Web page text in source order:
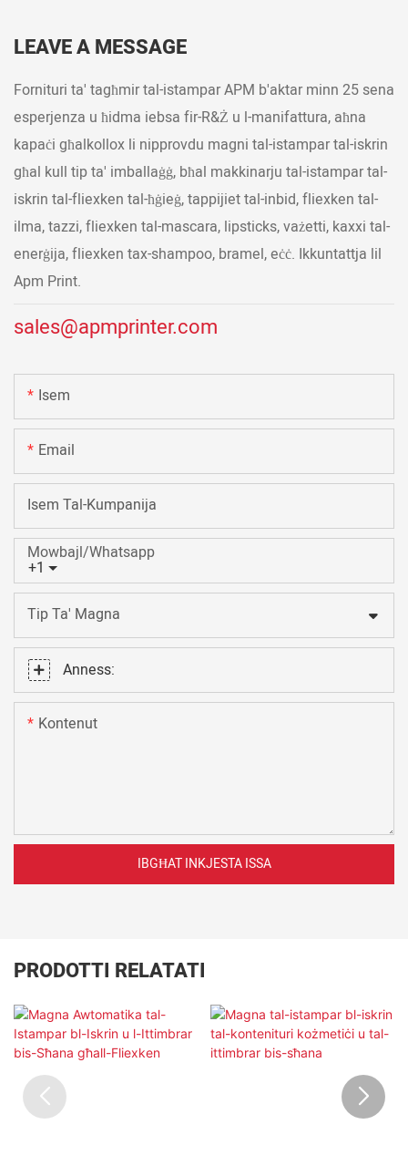
LEAVE A MESSAGE
Fornituri ta' tagħmir tal-istampar APM b'aktar minn 25 sena
esperjenza u ħidma iebsa fir-R&Ż u l-manifattura, aħna
kapaċi għalkollox li nipprovdu magni tal-istampar tal-iskrin
għal kull tip ta' imballaġġ, bħal makkinarju tal-istampar tal-
iskrin tal-fliexken tal-ħġieġ, tappijiet tal-inbid, fliexken tal-
ilma, tazzi, fliexken tal-mascara, lipsticks, vażetti, kaxxi tal-
enerġija, fliexken tax-shampoo, bramel, eċċ. Ikkuntattja lil
Apm Print.
sales@apmprinter.com
Isem
Email
Isem Tal-Kumpanija
+1
Mowbajl/Whatsapp
Tip Ta' Magna
Anness:
Kontenut
IBGĦAT INKJESTA ISSA
PRODOTTI RELATATI